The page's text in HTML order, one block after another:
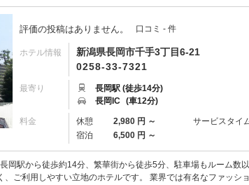
評価の投稿はありません。 口コミ - 件
ホテル情報
新潟県長岡市千手3丁目6-21
0258-33-7321
最寄り
長岡駅 (徒歩14分)
長岡IC (車12分)
料金 休憩 2,980 円 ～ サービスタイ
宿泊
6,500 円 ～
岡駅から徒歩約14分、繁華街から徒歩5分、駐車場もルーム数
ご利用しやすい立地のホテルです。 業界では有名なファッシ